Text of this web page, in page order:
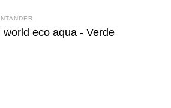
eco aqua - Verde